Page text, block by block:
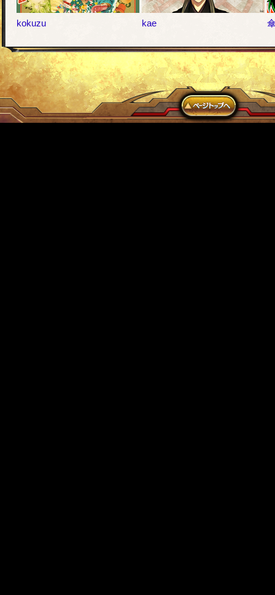
kokuzu kae